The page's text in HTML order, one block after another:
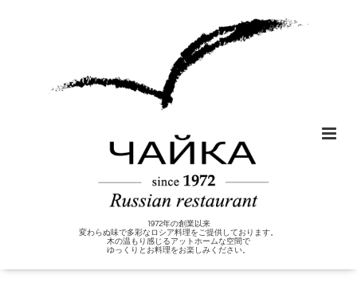
1972年の創業以来
変わらぬ味で多彩なロシア料理をご提供しております。
木の温もり感じるアットホームな空間で
ゆっくりとお料理をお楽しみください。